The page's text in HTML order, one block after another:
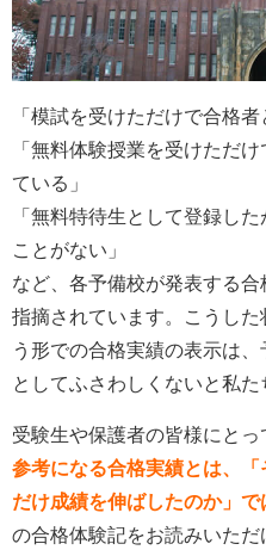
「模試を受けただけで合格
「無料体験授業を受けただ
ている」
「無料特待生として登録し
ことがない」
など、各予備校が発表する
指摘されています。こうし
う形での合格実績の表示は
としてふさわしくないと私た
受験生や保護者の皆様にとっ
参考になる合格実績とは、
だけ成績を伸ばしたのか」で
の合格体験記をお読みいた